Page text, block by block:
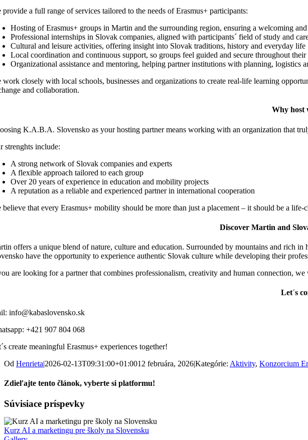
provide a full range of services tailored to the needs of Erasmus+ participants:
Hosting of Erasmus+ groups in Martin and the surrounding region, ensuring a welcoming
Professional internships in Slovak companies, aligned with participants´ field of study and
Cultural and leisure activities, offering insight into Slovak traditions, history and everyday life
Local coordination and continuous support, so groups feel guided and secure throughout
Organizational assistance and mentoring, helping partner institutions with planning, logistics
work closely with local schools, businesses and organizations to create real-life learning
and collaboration.
Why host
K.A.B.A. Slovensko as your hosting partner means working with an organization that
strenghts include:
A strong network of Slovak companies and experts
A flexible approach tailored to each group
Over 20 years of experience in education and mobility projects
A reputation as a reliable and experienced partner in international cooperation
believe that every Erasmus+ mobility should be more than just a placement – it should be a
Discover Martin and
offers a unique blend of nature, culture and education. Surrounded by mountains and rich
have the opportunity to experience authentic Slovak culture while developing their
are looking for a partner that combines professionalism, creativity and human connection,
Let´s
info@kabaslovensko.sk
+421 907 804 068
create meaningful Erasmus+ experiences together!
Od Henrieta|2026-02-13T09:31:00+01:0012 februára, 2026|Kategórie: Aktivity, Konzorcium
Zdieľajte tento článok, vyberte si platformu!
Facebook
X
Súvisiace príspevky
Kurz AI a marketingu pre školy na Slovensku